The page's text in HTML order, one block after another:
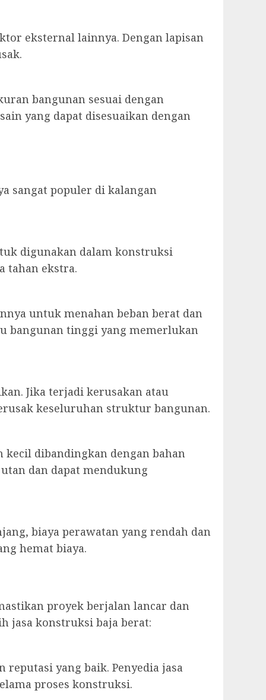
eksternal lainnya. Dengan lapisan
bangunan sesuai dengan
yang dapat disesuaikan dengan
sangat populer di kalangan
digunakan dalam konstruksi
tahan ekstra.
untuk menahan beban berat dan
bangunan tinggi yang memerlukan
Jika terjadi kerusakan atau
keseluruhan struktur bangunan.
dibandingkan dengan bahan
dan dapat mendukung
biaya perawatan yang rendah dan
hemat biaya.
proyek berjalan lancar dan
jasa konstruksi baja berat:
yang baik. Penyedia jasa
proses konstruksi.